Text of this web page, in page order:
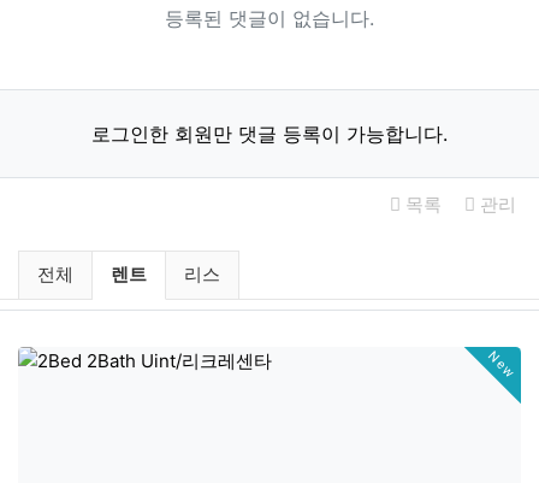
등록된 댓글이 없습니다.
로그인한 회원만 댓글 등록이 가능합니다.
목록 관리
미국부동산 렌트 / 리스 분류 목록
전체 현재 분류
렌트 리스
New